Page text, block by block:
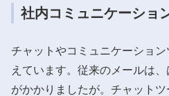
社内コミュニケーショ
チャットやコミュニケーショ
えています。従来のメールは
がかかりましたが。チャット